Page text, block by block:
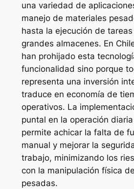
una variedad de
manejo de materiales
hasta la ejecución de
grandes almacenes. En
han prohijado esta
funcionalidad sino porque
representa una inversión
traduce en economía de
operativos. La
puntal en la operación
permite achicar la falta de
manual y mejorar la
trabajo, minimizando los
con la manipulación física
pesadas.